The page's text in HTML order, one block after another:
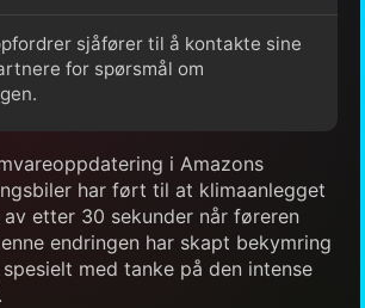
sjåfører til å kontakte sine
for spørsmål om
i Amazons
har ført til at klimaanlegget
etter 30 sekunder når føreren
endringen har skapt bekymring
med tanke på den intense